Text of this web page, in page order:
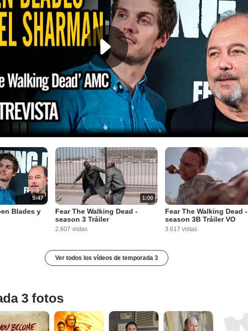
5:47
Blades y
1:00
Fear The Walking Dead -
season 3 Tráiler
2.607 vistas
Fear The Walking Dead -
season 3B Tráiler VO
3.617 vistas
Ver todos los vídeos de temporada 3
3 fotos